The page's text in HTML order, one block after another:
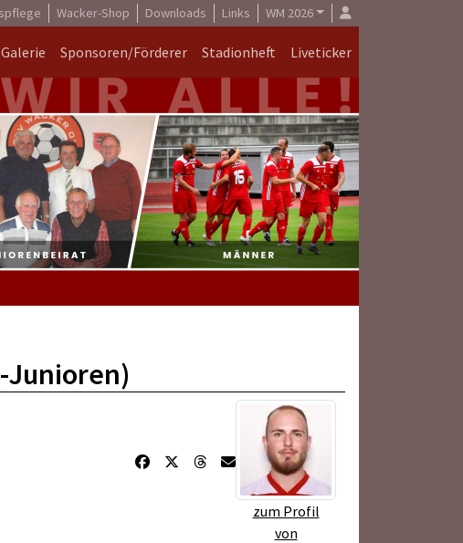
Wacker-Shop Downloads Links WM 2026
Galerie Sponsoren/Förderer Stadionheft Liveticker
Junioren)
zum Profil
von